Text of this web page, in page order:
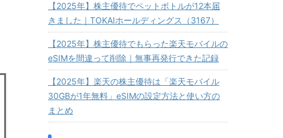
【2025年】株主優待でペットボトルが12本届
きました｜TOKAIホールディングス（3167）
【2025年】株主優待でもらった楽天モバイルの
eSIMを間違って削除｜無事再発行できた記録
【2025年】楽天の株主優待は「楽天モバイル
30GBが1年無料」eSIMの設定方法と使い方の
まとめ